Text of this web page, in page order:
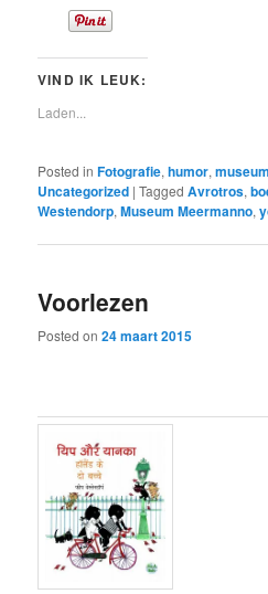
VIND IK LEUK:
Laden...
Posted in Fotografie,humor,
Uncategorized |Tagged Avrotros,
Westendorp,Museum Meermanno,
Voorlezen
Posted on24 maart 2015